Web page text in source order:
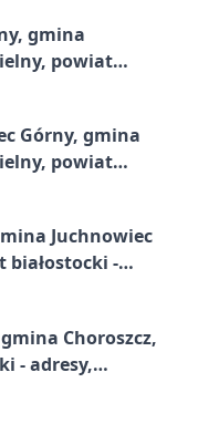
gmina
powiat
Górny, gmina
powiat
Juchnowiec
białostocki -
Choroszcz,
- adresy,